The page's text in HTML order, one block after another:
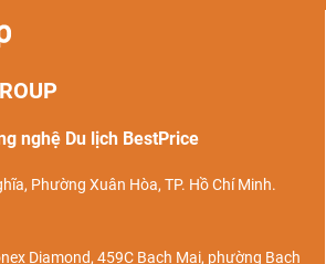
nghệ Du lịch BestPrice
Phường Xuân Hòa, TP. Hồ Chí Minh.
Diamond, 459C Bạch Mai, phường Bạch